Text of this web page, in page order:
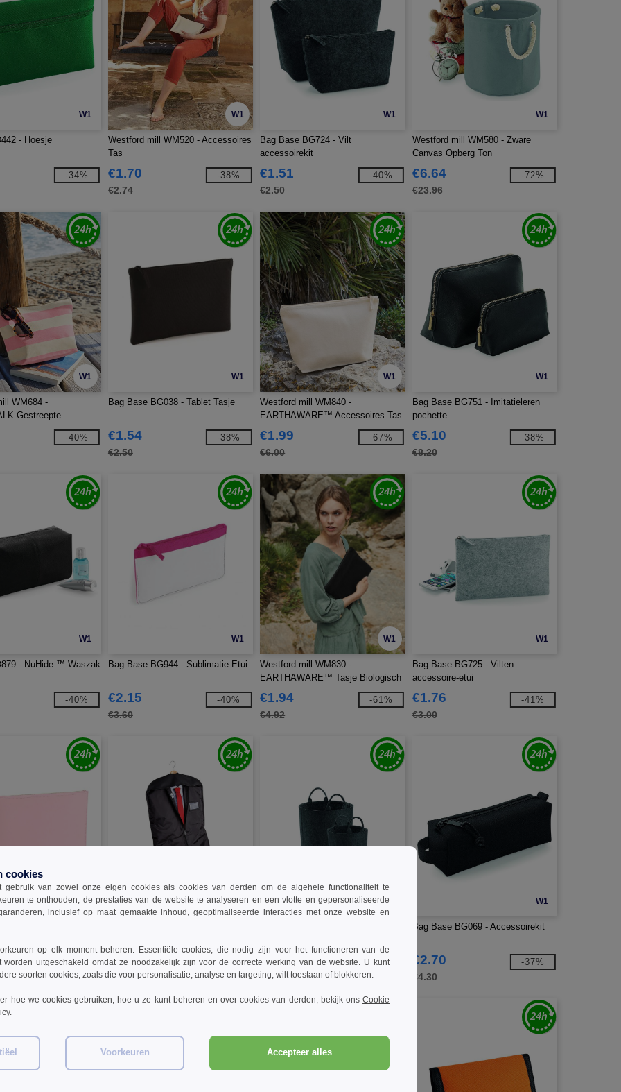
W1
- Hoesje
-34%
W1
Westford mill WM520 - Accessoires
Tas
€1.70
€2.74
-38%
W1
Bag Base BG724 - Vilt
accessoirekit
€1.51
€2.50
-40%
W1
Westford mill WM580 - Zware
Canvas Opberg Ton
€6.64
€23.96
-72%
W1
WM684 -
Gestreepte
Tas
-40%
W1
Bag Base BG038 - Tablet Tasje
€1.54
€2.50
-38%
W1
Westford mill WM840 -
EARTHAWARE™ Accessoires Tas
Biologisch Katoen
€1.99
€6.00
-67%
W1
Bag Base BG751 - Imitatieleren
pochette
€5.10
€8.20
-38%
W1
- NuHide ™ Waszak
-40%
W1
Bag Base BG944 - Sublimatie Etui
€2.15
€3.60
-40%
W1
Westford mill WM830 -
EARTHAWARE™ Tasje Biologisch
Katoen
€1.94
€4.92
-61%
W1
Bag Base BG725 - Vilten
accessoire-etui
€1.76
€3.00
-41%
W1
- Accessoiretas
-37%
W1
€8.76
€16.30
-46%
W1
€5.15
€8.60
-40%
W1
Bag Base BG069 - Accessoirekit
€2.70
€4.30
-37%
cookies
gebruik van zowel onze eigen cookies als cookies van derden om de algehele functionaliteit te
te onthouden, de prestaties van de website te analyseren en een vlotte en gepersonaliseerde
inclusief op maat gemaakte inhoud, geoptimaliseerde interacties met onze website en
op elk moment beheren. Essentiële cookies, die nodig zijn voor het functioneren van de
worden uitgeschakeld omdat ze noodzakelijk zijn voor de correcte werking van de website. U kunt
soorten cookies, zoals die voor personalisatie, analyse en targeting, wilt toestaan of blokkeren.
hoe we cookies gebruiken, hoe u ze kunt beheren en over cookies van derden, bekijk ons Cookie
.
Voorkeuren Accepteer alles